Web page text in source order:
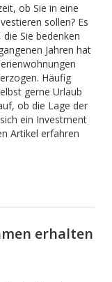
ob Sie in eine
sollen? Es
Sie bedenken
Jahren hat
Häufig
gerne Urlaub
ob die Lage der
ein Investment
Artikel erfahren
erhalten